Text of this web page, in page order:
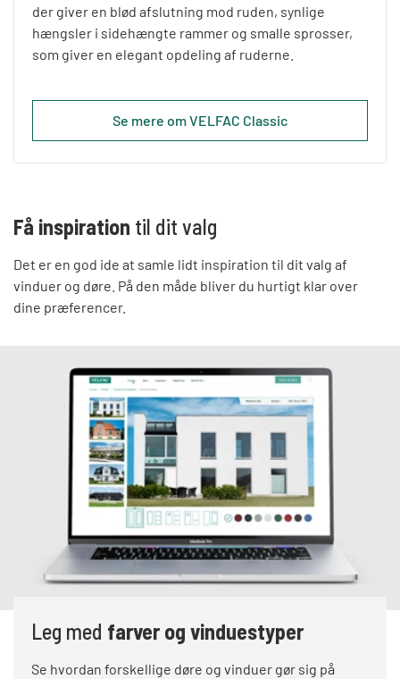
der giver en blød afslutning mod ruden, synlige
hængsler i sidehængte rammer og smalle sprosser,
som giver en elegant opdeling af ruderne.
Se mere om VELFAC Classic
Få inspiration til dit valg
Det er en god ide at samle lidt inspiration til dit valg af
vinduer og døre. På den måde bliver du hurtigt klar over
dine præferencer.
Leg med farver og vinduestyper
Se hvordan forskellige døre og vinduer gør sig på